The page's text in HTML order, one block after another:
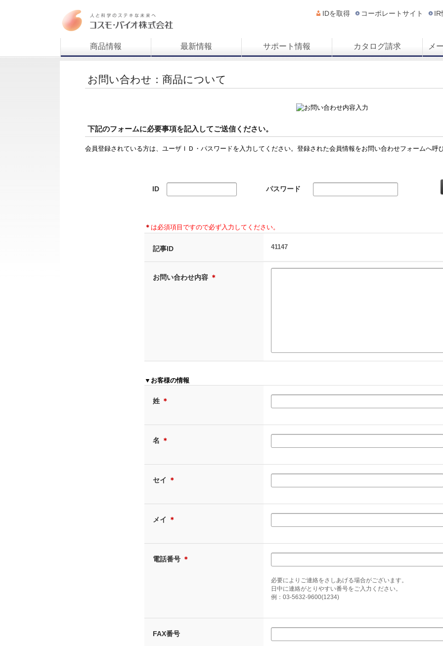
IDを取得 コーポレートサイト IR
商品情報 最新情報 サポート情報 カタログ請求 メ
お問い合わせ：商品について
下記のフォームに必要事項を記入してご送信ください。
会員登録されている方は、ユーザＩＤ・パスワードを入力してください。登録された会員情報をお問い合わせフォームへ呼
ID パスワード
＊ は必須項目ですので必ず入力してください。
記事ID 41147
お問い合わせ内容 ＊
▼お客様の情報
姓 ＊
名 ＊
セイ ＊
メイ ＊
電話番号 ＊
必要によりご連絡をさしあげる場合がございます。
日中に連絡がとりやすい番号をご入力ください。
例：03-5632-9600(1234)
FAX番号